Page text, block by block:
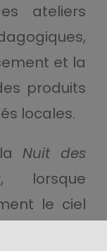
ateliers
et la
produits
locales.
Nuit des
, lorsque
le ciel